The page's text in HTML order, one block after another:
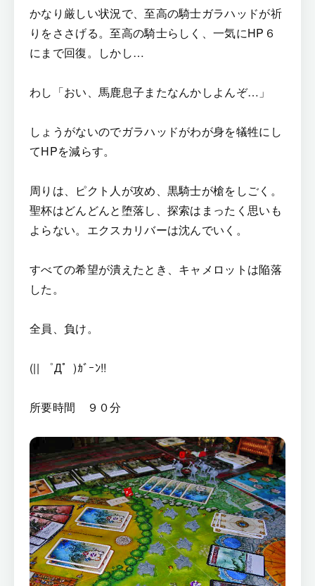
かなり厳しい状況で、至高の騎士ガラハッドが祈
りをささげる。至高の騎士らしく、一気にHP６
にまで回復。しかし…
わし「おい、馬鹿息子またなんかしよんぞ…」
しょうがないのでガラハッドがわが身を犠牲にし
てHPを減らす。
周りは、ピクト人が攻め、黒騎士が槍をしごく。
聖杯はどんどんと堕落し、探索はまったく思いも
よらない。エクスカリバーは沈んでいく。
すべての希望が潰えたとき、キャメロットは陥落
した。
全員、負け。
(|| ゜Д゜)ｶﾞｰﾝ!!
所要時間 ９０分